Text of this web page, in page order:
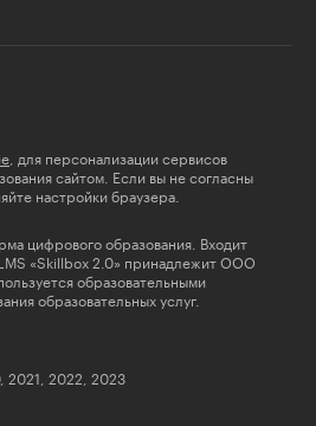
, для персонализации сервисов
сайтом. Если вы не согласны
настройки браузера.
цифрового образования. Входит
«Skillbox 2.0» принадлежит ООО
образовательными
образовательных услуг.
2021, 2022, 2023